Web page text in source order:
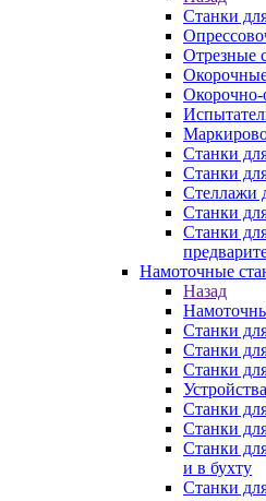
Станки
Отрезные
Окорочно-
Станки
Станки
Стеллажи
Станки
Станки
Намоточные
Назад
Станки
Станки
Станки
Станки
Станки
Станки
и в бухту
Станки